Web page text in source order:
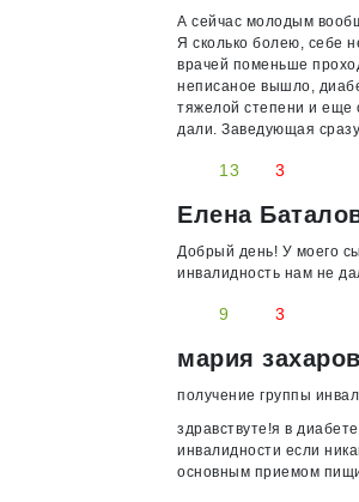
А сейчас молодым
Я сколько болею, себе
врачей поменьше
неписаное вышло,
тяжелой степени и еще
дали. Заведующая
13 3
Елена
Добрый день! У моего
инвалидность нам не
9 3
мария
получение группы
здравствуте!я в
инвалидности если
основным приемом